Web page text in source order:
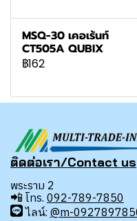
MSQ-30 เคอเร้นท์
CT505A QUBIX
฿162
ติดต่อเรา/Contact us
พระราม 2
📲 โทร. 092-789-7850
ไลน์: @m-